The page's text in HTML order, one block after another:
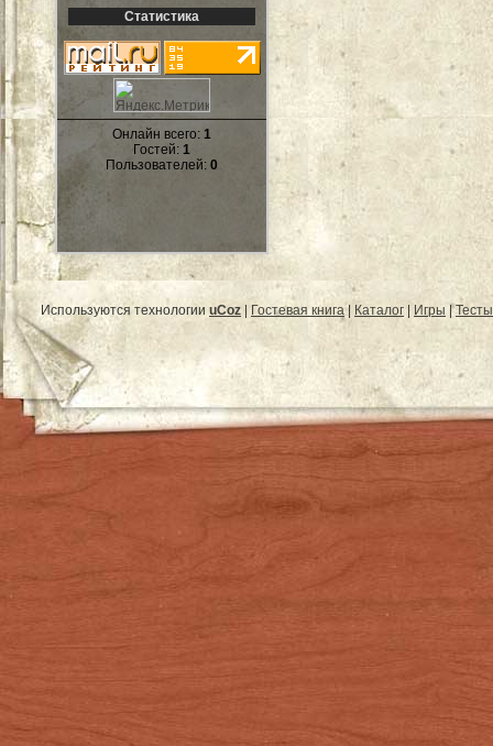
Статистика
Онлайн всего: 1
Гостей: 1
Пользователей: 0
Используются технологии uCoz Гостевая книга| Каталог Игры |Тесты